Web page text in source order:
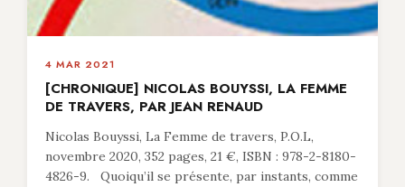
4 MAR 2021
[CHRONIQUE] NICOLAS BOUYSSI, LA FEMME
DE TRAVERS, PAR JEAN RENAUD
Nicolas Bouyssi, La Femme de travers, P.O.L,
novembre 2020, 352 pages, 21 €, ISBN : 978-2-8180-
4826-9. Quoiqu’il se présente, par instants, comme